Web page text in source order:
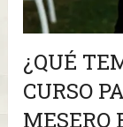
¿QUÉ
CURSO
MESERO